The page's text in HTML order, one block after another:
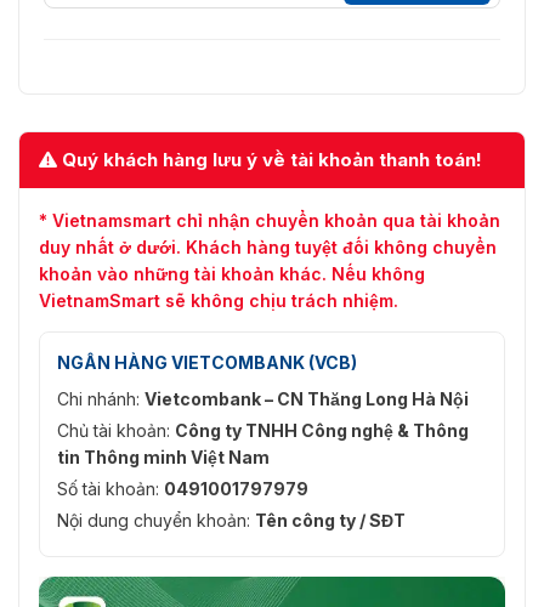
Quý khách hàng lưu ý về tài khoản thanh toán!
* Vietnamsmart chỉ nhận chuyển khoản qua tài khoản
duy nhất ở dưới. Khách hàng tuyệt đối không chuyển
khoản vào những tài khoản khác. Nếu không
VietnamSmart sẽ không chịu trách nhiệm.
NGÂN HÀNG VIETCOMBANK (VCB)
Chi nhánh: Vietcombank – CN Thăng Long Hà Nội
Chủ tài khoản: Công ty TNHH Công nghệ & Thông
tin Thông minh Việt Nam
Số tài khoản: 0491001797979
Nội dung chuyển khoản: Tên công ty / SĐT